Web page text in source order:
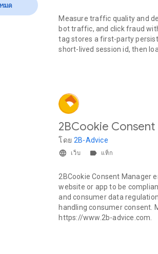
มด
Measure traffic quality and
bot traffic, and click fraud
tag stores a first-party
short-lived session id, then
2BCookie
โดย 2B-Advice
เว็บ แท็ก
2BCookie Consent Manager
website or app to be
and consumer data
handling consumer consent.
https://www.2b-advice.com.